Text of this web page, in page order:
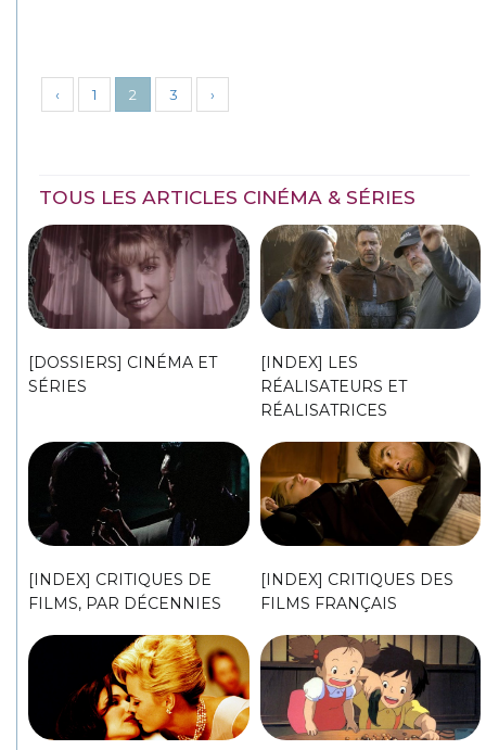
‹ 1 2 3 ›
TOUS LES ARTICLES CINÉMA & SÉRIES
[DOSSIERS] CINÉMA ET
SÉRIES
[INDEX] LES
RÉALISATEURS ET
RÉALISATRICES
[INDEX] CRITIQUES DE
FILMS, PAR DÉCENNIES
[INDEX] CRITIQUES DES
FILMS FRANÇAIS